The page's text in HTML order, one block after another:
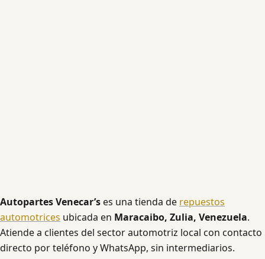
Autopartes Venecar’ses una tienda de repuestos
automotrices ubicada en Maracaibo, Zulia, Venezuela.
Atiende a clientes del sector automotriz local con contacto
directo por teléfono y WhatsApp, sin intermediarios.